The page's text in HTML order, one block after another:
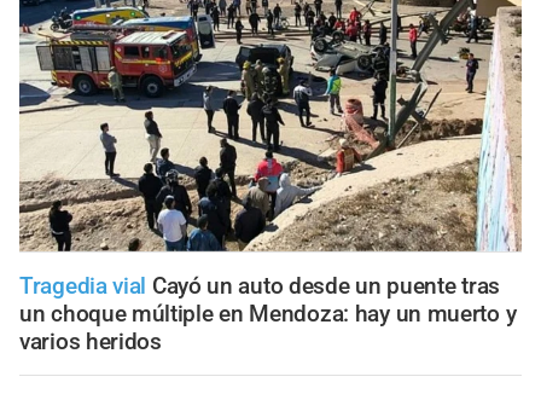
Tragedia vial Cayó un auto desde un puente tras
un choque múltiple en Mendoza: hay un muerto y
varios heridos